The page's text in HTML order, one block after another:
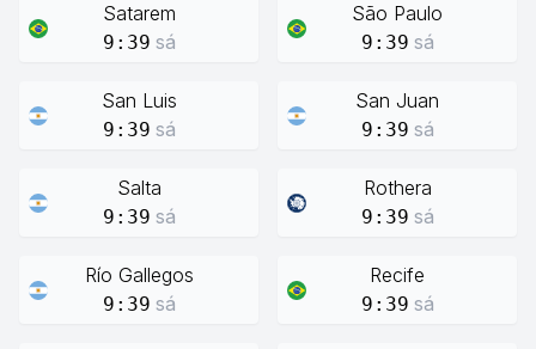
Satarem
9:39 sá
São Paulo
9:39 sá
San Luis
9:39 sá
San Juan
9:39 sá
Salta
9:39 sá
Rothera
9:39 sá
Río Gallegos
9:39 sá
Recife
9:39 sá